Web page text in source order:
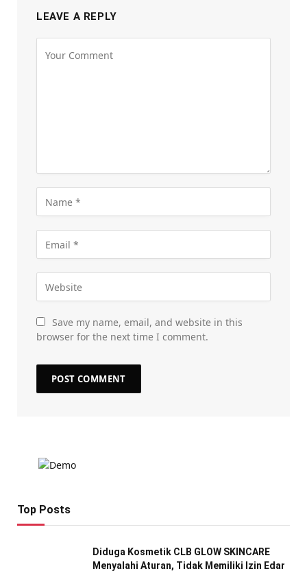
LEAVE A REPLY
Save my name, email, and website in this
browser for the next time I comment.
Top Posts
Diduga Kosmetik CLB GLOW SKINCARE
Menyalahi Aturan, Tidak Memiliki Izin Edar